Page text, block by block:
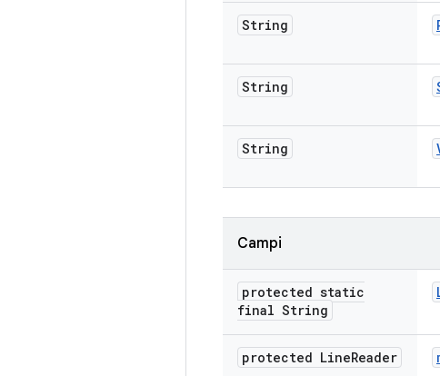
String
String
String
Campi
protected static
final String
protected LineReader